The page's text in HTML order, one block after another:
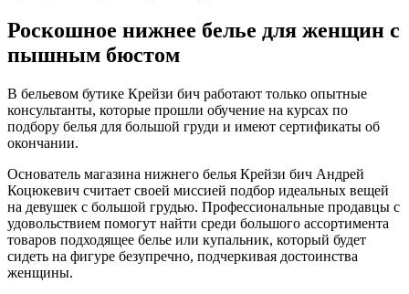
Роскошное нижнее белье для женщин с
пышным бюстом
В бельевом бутике Крейзи бич работают только опытные
консультанты, которые прошли обучение на курсах по
подбору белья для большой груди и имеют сертификаты об
окончании.
Основатель магазина нижнего белья Крейзи бич Андрей
Коцюкевич считает своей миссией подбор идеальных вещей
на девушек с большой грудью. Профессиональные продавцы с
удовольствием помогут найти среди большого ассортимента
товаров подходящее белье или купальник, который будет
сидеть на фигуре безупречно, подчеркивая достоинства
женщины.